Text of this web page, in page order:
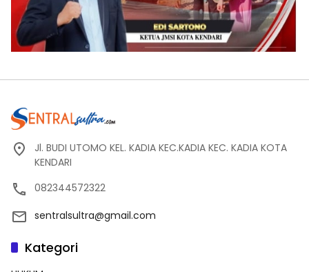
Jl. BUDI UTOMO KEL. KADIA KEC.KADIA KEC. KADIA KOTA
KENDARI
082344572322
sentralsultra@gmail.com
Kategori